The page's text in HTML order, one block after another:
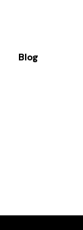
Blog